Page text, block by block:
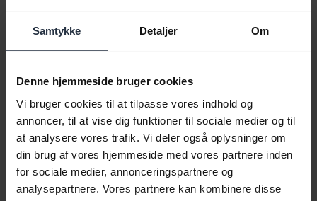
Samtykke Detaljer Om
Denne hjemmeside bruger cookies
Vi bruger cookies til at tilpasse vores indhold og
annoncer, til at vise dig funktioner til sociale medier og til
at analysere vores trafik. Vi deler også oplysninger om
din brug af vores hjemmeside med vores partnere inden
for sociale medier, annonceringspartnere og
analysepartnere. Vores partnere kan kombinere disse
Bluetooth parringsguide
Ofte stillede spørgsmål